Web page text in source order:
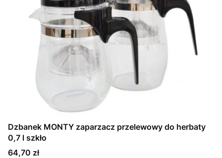
Dzbanek MONTY zaparzacz przelewowy do herbaty
0,7 l szkło
Cena
64,70 zł